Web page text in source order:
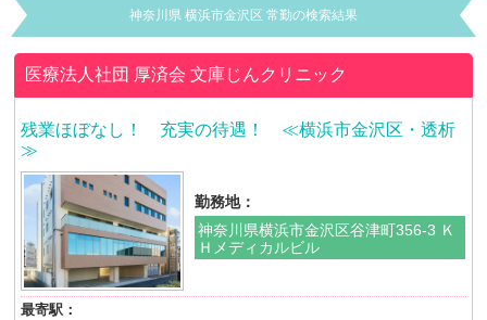
神奈川県 横浜市金沢区 常勤の検索結果
医療法人社団 厚済会文庫じんクリニック
残業ほぼなし！ 充実の待遇！ ≪横浜市金沢区・透析
≫
勤務地：
神奈川県横浜市金沢区谷津町356-3 Ｋ
Ｈメディカルビル
最寄駅：